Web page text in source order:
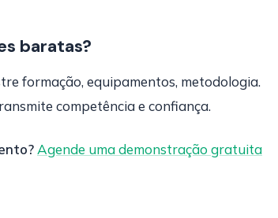
baratas?
formação, equipamentos, metodologia.
competência e confiança.
Agende uma demonstração gratuita